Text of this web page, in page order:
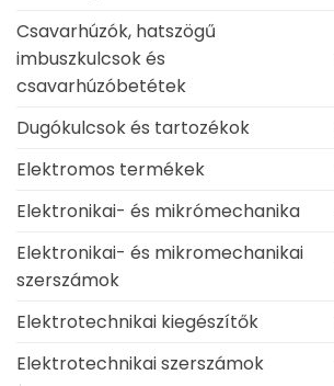
Csavarhúzók, hatszögű
imbuszkulcsok és
csavarhúzóbetétek
Dugókulcsok és tartozékok
Elektromos termékek
Elektronikai- és mikrómechanika
Elektronikai- és mikromechanikai
szerszámok
Elektrotechnikai kiegészítők
Elektrotechnikai szerszámok